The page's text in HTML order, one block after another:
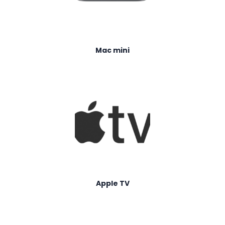
Mac mini
Apple TV